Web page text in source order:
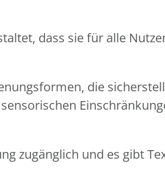
dass sie für alle
die
zugänglich und es gibt